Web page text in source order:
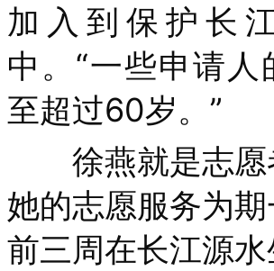
加入到保护长
中。“一些申请人
至超过60岁。”
徐燕就是志愿
她的志愿服务为期
前三周在长江源